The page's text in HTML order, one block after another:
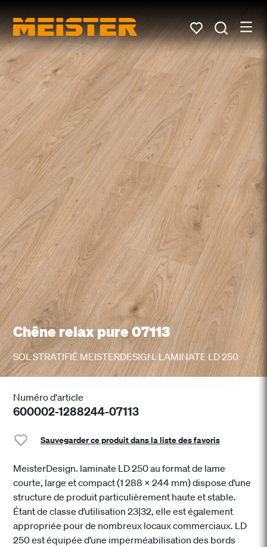
Chêne relax pure 07113
SOL STRATIFIÉ MEISTERDESIGN. LAMINATE LD 250
Numéro d'article
600002-1288244-07113
Sauvegarder ce produit dans la liste des favoris
MeisterDesign. laminate LD 250 au format de lame
courte, large et compact (1 288 x 244 mm) dispose d’une
structure de produit particulièrement haute et stable.
Étant de classe d’utilisation 23|32, elle est également
appropriée pour de nombreux locaux commerciaux. LD
250 est équipée d’une imperméabilisation des bords